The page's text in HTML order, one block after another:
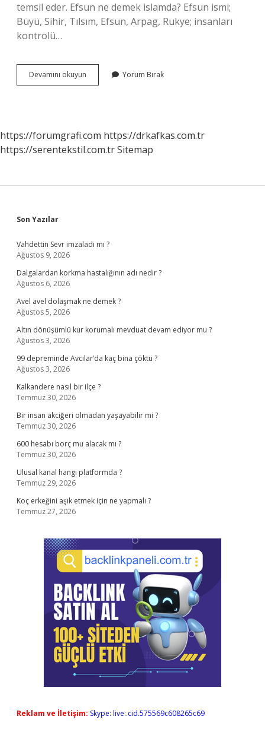
temsil eder. Efsun ne demek islamda? Efsun ismi;
Büyü, Sihir, Tılsım, Efsun, Arpag, Rukye; insanları
kontrolü…
Devamını okuyun
Kadın
Yorum Bırak
https://forumgrafi.com https://drkafkas.com.tr
https://serentekstil.com.trSitemap
Sidebar
Son Yazılar
Vahdettin Sevr imzaladı mı ?
Ağustos 9, 2026
Dalgalardan korkma hastalığının adı nedir ?
Ağustos 6, 2026
Avel avel dolaşmak ne demek ?
Ağustos 5, 2026
Altın dönüşümlü kur korumalı mevduat devam ediyor mu ?
Ağustos 3, 2026
99 depreminde Avcılar’da kaç bina çöktü ?
Ağustos 3, 2026
Kalkandere nasıl bir ilçe ?
Temmuz 30, 2026
Bir insan akciğeri olmadan yaşayabilir mi ?
Temmuz 30, 2026
600 hesabı borç mu alacak mı ?
Temmuz 30, 2026
Ulusal kanal hangi platformda ?
Temmuz 29, 2026
Koç erkeğini aşık etmek için ne yapmalı ?
Temmuz 27, 2026
Reklam ve İletişim: Skype: live:.cid.575569c608265c69